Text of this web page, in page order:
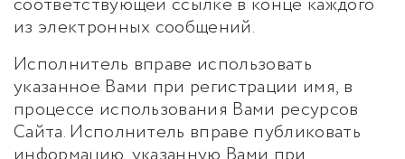
из электронных сообщений.
Исполнитель вправе использовать
указанное Вами при регистрации имя, в
процессе использования Вами ресурсов
Сайта. Исполнитель вправе публиковать